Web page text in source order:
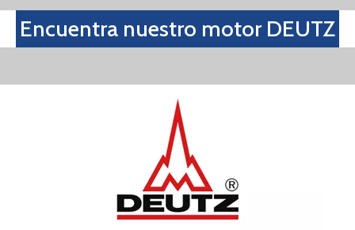
HAUHEN ha estado distribuyendo en el mercado
para aplicaciones industriales, agrícolas,
estacionarias y vehiculares. Los